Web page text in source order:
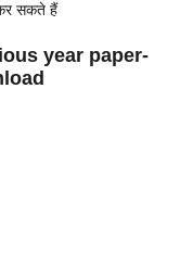
सकते हैं
year paper-